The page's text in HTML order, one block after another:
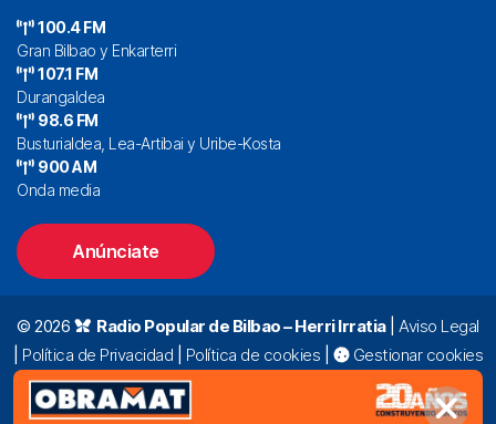
100.4 FM
Gran Bilbao y Enkarterri
107.1 FM
Durangaldea
98.6 FM
Busturialdea, Lea-Artibai y Uribe-Kosta
900 AM
Onda media
Anúnciate
© 2026 Radio Popular de Bilbao – Herri Irratia| Aviso Legal
Política de Privacidad Política de cookies
Gestionar cookies
Alda. Mazarredo, 47 – 7º 48009 Bilbao |
94 423 92 00|
oyentes@radiopopular.com